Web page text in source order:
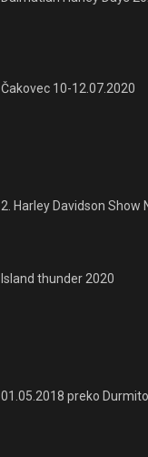
Čakovec 10-12.07.2020
2. Harley Davidson Show
Island thunder 2020
01.05.2018 preko